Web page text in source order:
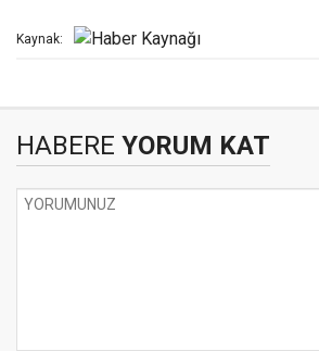
Kaynak:
HABERE YORUM KAT